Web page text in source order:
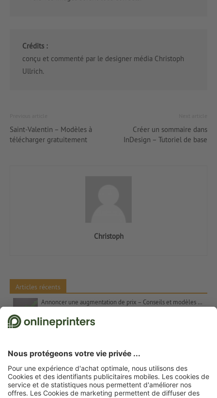
Crédits :
conçu et commenté par le designer média Christoph
Ullrich.
Saint-Valentin – Modèles à
télécharger gratuitement
Créer un sommaire dans
InDesign – Tutoriel de base
Christoph
Articles récents
Annoncer une augmentation de prix – Conseils et modèles de textes
Cadeaux de Noël pour les clients – Inspiration et conseils